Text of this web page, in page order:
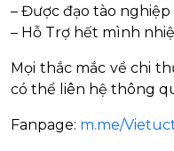
– Được đạo tào nghiệp
– Hỗ Trợ hết mình
Mọi thắc mắc về chi
có thể liên hệ thông
Fanpage: m.me/